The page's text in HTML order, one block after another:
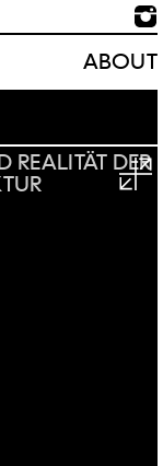
ABOUT
REALITÄT DER